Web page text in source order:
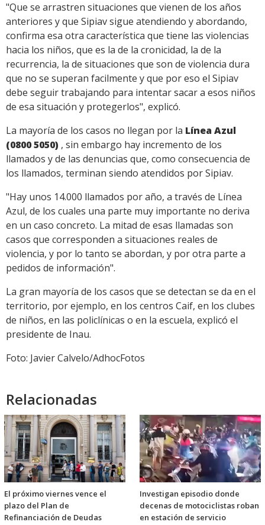
"Que se arrastren situaciones que vienen de los años
anteriores y que Sipiav sigue atendiendo y abordando,
confirma esa otra característica que tiene las violencias
hacia los niños, que es la de la cronicidad, la de la
recurrencia, la de situaciones que son de violencia dura
que no se superan facilmente y que por eso el Sipiav
debe seguir trabajando para intentar sacar a esos niños
de esa situación y protegerlos", explicó.
La mayoría de los casos no llegan por la Línea Azul
(0800 5050) , sin embargo hay incremento de los
llamados y de las denuncias que, como consecuencia de
los llamados, terminan siendo atendidos por Sipiav.
"Hay unos 14.000 llamados por año, a través de Línea
Azul, de los cuales una parte muy importante no deriva
en un caso concreto. La mitad de esas llamadas son
casos que corresponden a situaciones reales de
violencia, y por lo tanto se abordan, y por otra parte a
pedidos de información".
La gran mayoría de los casos que se detectan se da en el
territorio, por ejemplo, en los centros Caif, en los clubes
de niños, en las policlínicas o en la escuela, explicó el
presidente de Inau.
Foto: Javier Calvelo/AdhocFotos
Relacionadas
El próximo viernes vence el
plazo del Plan de
Refinanciación de Deudas
Investigan episodio donde
decenas de motociclistas roban
en estación de servicio